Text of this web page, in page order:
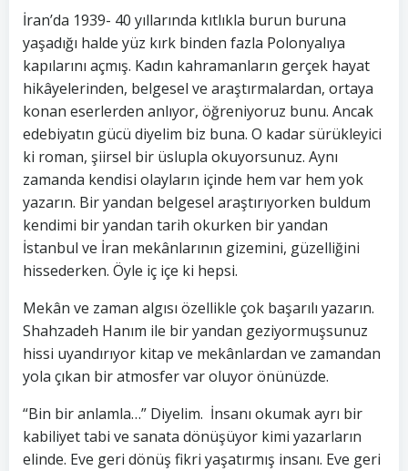
İran’da 1939- 40 yıllarında kıtlıkla burun buruna
yaşadığı halde yüz kırk binden fazla Polonyalıya
kapılarını açmış. Kadın kahramanların gerçek hayat
hikâyelerinden, belgesel ve araştırmalardan, ortaya
konan eserlerden anlıyor, öğreniyoruz bunu. Ancak
edebiyatın gücü diyelim biz buna. O kadar sürükleyici
ki roman, şiirsel bir üslupla okuyorsunuz. Aynı
zamanda kendisi olayların içinde hem var hem yok
yazarın. Bir yandan belgesel araştırıyorken buldum
kendimi bir yandan tarih okurken bir yandan
İstanbul ve İran mekânlarının gizemini, güzelliğini
hissederken. Öyle iç içe ki hepsi.
Mekân ve zaman algısı özellikle çok başarılı yazarın.
Shahzadeh Hanım ile bir yandan geziyormuşsunuz
hissi uyandırıyor kitap ve mekânlardan ve zamandan
yola çıkan bir atmosfer var oluyor önünüzde.
“Bin bir anlamla…” Diyelim. İnsanı okumak ayrı bir
kabiliyet tabi ve sanata dönüşüyor kimi yazarların
elinde. Eve geri dönüş fikri yaşatırmış insanı. Eve geri